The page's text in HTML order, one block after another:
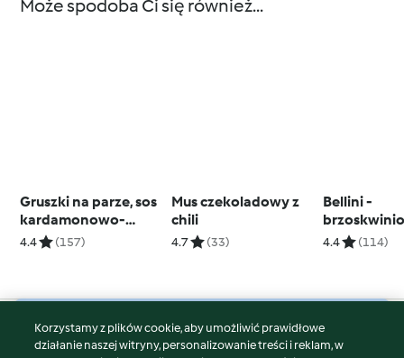
Może spodoba Ci się również...
Gruszki na parze, sos
kardamonowo-
czekoladowy
4.4 (157)
Mus czekoladowy z
chili
4.7 (33)
Bellini -
koktajl
4.4 (114)
© Copyright 2026
Korzystamy z plików cookie, aby umożliwić prawidłowe
działanie naszej witryny, personalizowanie treści i reklam, w